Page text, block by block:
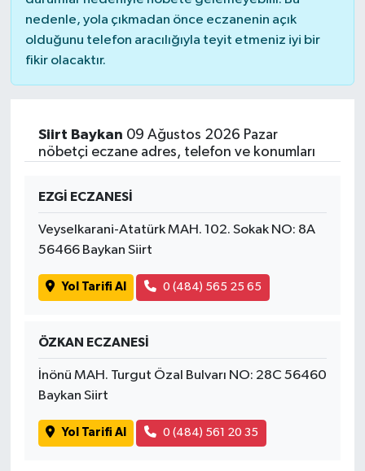
nedenle, yola çıkmadan önce eczanenin açık
olduğunu telefon aracılığıyla teyit etmeniz iyi bir
fikir olacaktır.
Siirt Baykan 09 Ağustos 2026 Pazar
nöbetçi eczane adres, telefon ve konumları
EZGİ ECZANESİ
Veyselkarani-Atatürk MAH. 102. Sokak NO: 8A
56466 Baykan Siirt
Yol Tarifi Al 0 (484) 565 25 65
ÖZKAN ECZANESİ
İnönü MAH. Turgut Özal Bulvarı NO: 28C 56460
Baykan Siirt
Yol Tarifi Al 0 (484) 561 20 35